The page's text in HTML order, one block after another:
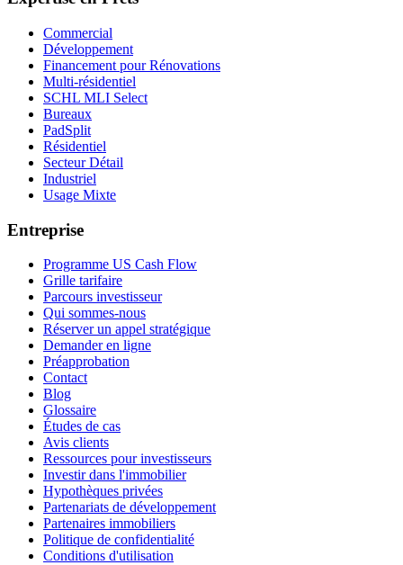
Commercial
Développement
Financement pour Rénovations
Multi-résidentiel
SCHL MLI Select
Bureaux
PadSplit
Résidentiel
Secteur Détail
Industriel
Usage Mixte
Entreprise
Programme US Cash Flow
Grille tarifaire
Parcours investisseur
Qui sommes-nous
Réserver un appel stratégique
Demander en ligne
Préapprobation
Contact
Blog
Glossaire
Études de cas
Avis clients
Ressources pour investisseurs
Investir dans l'immobilier
Hypothèques privées
Partenariats de développement
Partenaires immobiliers
Politique de confidentialité
Conditions d'utilisation